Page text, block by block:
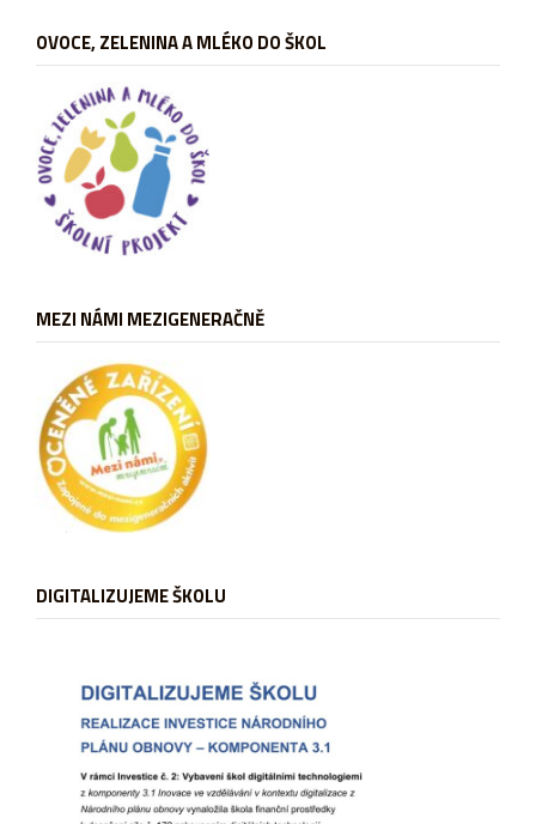
OVOCE, ZELENINA A MLÉKO DO ŠKOL
MEZI NÁMI MEZIGENERAČNĚ
DIGITALIZUJEME ŠKOLU